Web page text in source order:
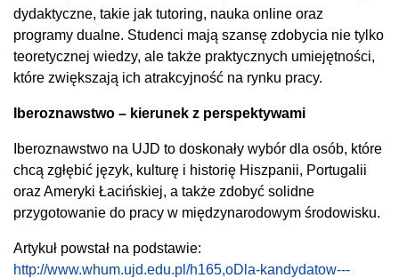
dydaktyczne, takie jak tutoring, nauka online oraz
programy dualne. Studenci mają szansę zdobycia nie tylko
teoretycznej wiedzy, ale także praktycznych umiejętności,
które zwiększają ich atrakcyjność na rynku pracy.
Iberoznawstwo – kierunek z perspektywami
Iberoznawstwo na UJD to doskonały wybór dla osób, które
chcą zgłębić język, kulturę i historię Hiszpanii, Portugalii
oraz Ameryki Łacińskiej, a także zdobyć solidne
przygotowanie do pracy w międzynarodowym środowisku.
Artykuł powstał na podstawie:
http://www.whum.ujd.edu.pl/h165,oDla-kandydatow---